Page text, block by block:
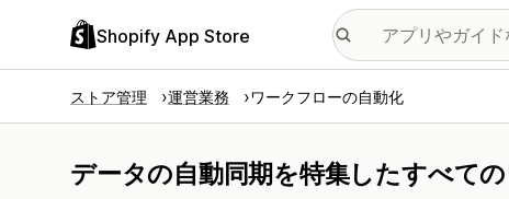
Shopify App Store
ストア管理 運営業務 ワークフローの自動化
データの自動同期を特集したすべて